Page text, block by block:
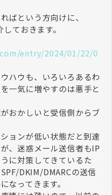
ばという方向けに、
ておきます。
entry/2024/01/22/0
ハウも、いろいろあるわ
一気に増やすのは悪手と
おかしいと受信側からブ
ョンが低い状態だと到達
、迷惑メール送信者もIP
に対策してきているた
DKIM/DMARCの送信
なってきます。